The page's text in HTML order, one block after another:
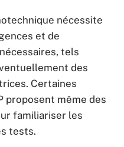
nécessite
et de
tels
des
Certaines
proposent même des
familiariser les
tests.